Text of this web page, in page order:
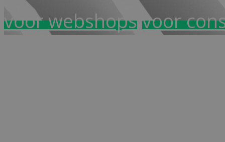
voor webshopsvoor